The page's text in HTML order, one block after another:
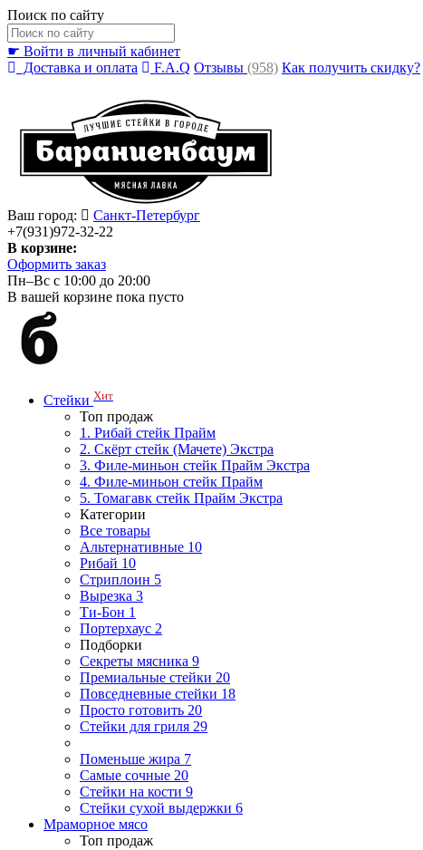
Поиск по сайту
☛ Войти в личный кабинет
Доставка и оплата
F.A.Q Отзывы (958) Как получить скидку?
Ваш город:
Санкт-Петербург
+7(931)972-32-22
В корзине:
Оформить заказ
Пн–Вс с 10:00 до 20:00
В вашей корзине пока пусто
Стейки Хит
Топ продаж
1. Рибай cтейк Прайм
2. Скёрт стейк (Мачете) Экстра
3. Филе-миньон стейк Прайм Экстра
4. Филе-миньон стейк Прайм
5. Томагавк стейк Прайм Экстра
Категории
Все товары
Альтернативные 10
Рибай 10
Стриплоин 5
Вырезка 3
Ти-Бон 1
Портерхаус 2
Подборки
Секреты мясника 9
Премиальные стейки 20
Повседневные стейки 18
Просто готовить 20
Стейки для гриля 29
Поменьше жира 7
Самые сочные 20
Стейки на кости 9
Стейки сухой выдержки 6
Мраморное мясо
Топ продаж